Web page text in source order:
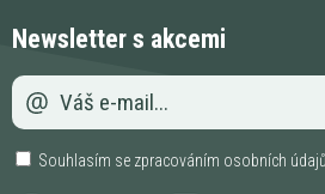
Newsletter s akcemi
Souhlasím se zpracováním osobních údajů